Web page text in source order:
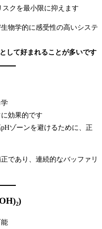
クを最小限に抑えます
物学的に感受性の高いシステ
して好まれることが多いです
効果的です
ゾーンを避けるために、正
であり、連続的なバッファリ